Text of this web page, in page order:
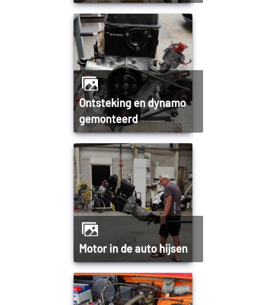
Ontsteking en dynamo
gemonteerd
Motor in de auto hijsen